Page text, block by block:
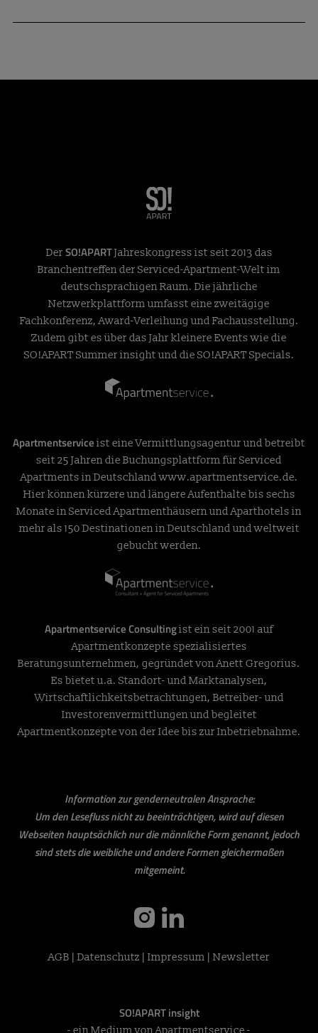
Der SO!APARTJahreskongress ist seit 2013 das
Branchentreffen der Serviced-Apartment-Welt im
deutschsprachigen Raum. Die jährliche
Netzwerkplattform umfasst eine zweitägige
Fachkonferenz, Award-Verleihung und Fachausstellung.
Zudem gibt es über das Jahr kleinere Events wie die
SO!APART Summer insight und die SO!APART Specials.
Apartmentservice ist eine Vermittlungsagentur und betreibt
seit 25 Jahren die Buchungsplattform für Serviced
Apartments in Deutschlandwww.apartmentservice.de.
Hier können kürzere und längere Aufenthalte bis sechs
Monate in Serviced Apartmenthäusern und Aparthotels in
mehr als 150 Destinationen in Deutschland und weltweit
gebucht werden.
Apartmentservice Consultingist ein seit 2001 auf
Apartmentkonzepte spezialisiertes
Beratungsunternehmen, gegründet von Anett Gregorius.
Es bietet u.a. Standort- und Marktanalysen,
Wirtschaftlichkeitsbetrachtungen, Betreiber- und
Investorenvermittlungen und begleitet
Apartmentkonzepte von der Idee bis zur Inbetriebnahme.
Information zur genderneutralen Ansprache:
Um den Lesefluss nicht zu beeinträchtigen, wird auf diesen
Webseiten hauptsächlich nur die männliche Form genannt, jedoch
sind stets die weibliche und andere Formen gleichermaßen
mitgemeint.
instagram
AGB | Datenschutz | Impressum | Newsletter
SO!APART insight